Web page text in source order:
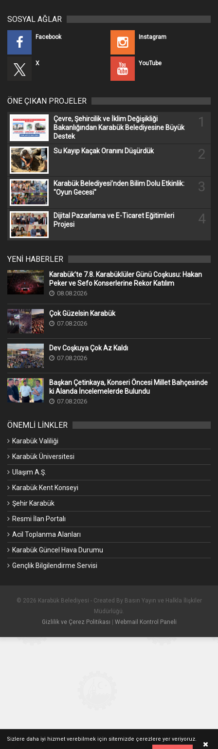
SOSYAL AĞLAR
Facebook Instagram
X YouTube
ÖNE ÇIKAN PROJELER
Çevre, Şehircilik ve İklim Değişikliği
Bakanlığından Karabük Belediyesine Büyük
Destek
1
Su Kayıp Kaçak Oranını Düşürdük 2
Karabük Belediyesi’nden Bilim Dolu Etkinlik:
"Oyun Gecesi"
3
Dijital Pazarlama ve E-Ticaret Eğitimleri
Projesi
4
YENİ HABERLER
Karabük’te 7.8. Karabüklüler Günü Coşkusu: Hakan
Peker ve Sefo Konserlerine Rekor Katılım
08.08.2026
Çok Güzelsin Karabük
07.08.2026
Dev Coşkuya Çok Az Kaldı
07.08.2026
Başkan Çetinkaya, Konseri Öncesi Millet Bahçesinde
ki Alanda İncelemelerde Bulundu
07.08.2026
ÖNEMLİ LİNKLER
Karabük Valiliği
Karabük Üniversitesi
Ulaşım A.Ş.
Karabük Kent Konseyi
Şehir Karabük
Resmi İlan Portalı
Acil Toplanma Alanları
Karabük Güncel Hava Durumu
Gençlik Bilgilendirme Servisi
© 2026 Karabük Belediyesi - Created By Basın Yayın ve Halkla İlişkiler
Müdürlüğü.
Gizlilik ve Çerez Politikası
Webmail Kontrol Paneli
Sizlere daha iyi hizmet verebilmek için sitemizde çerezlere yer veriyoruz.